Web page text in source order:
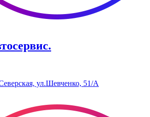
ул.Шевченко, 51/А